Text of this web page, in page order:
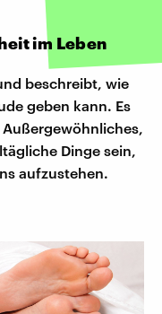
im Leben
beschreibt, wie
geben kann. Es
Dinge sein,
aufzustehen.